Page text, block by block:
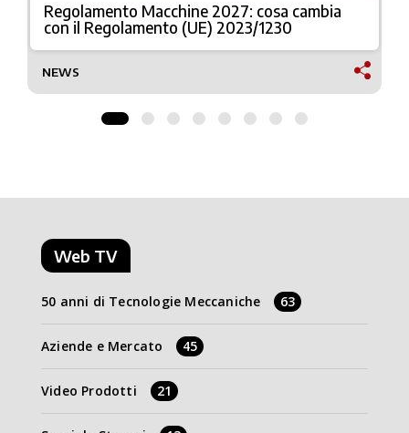
Regolamento Macchine 2027: cosa cambia
con il Regolamento (UE) 2023/1230
NEWS
Web TV
50 anni di Tecnologie Meccaniche 63
Aziende e Mercato 45
Video Prodotti 21